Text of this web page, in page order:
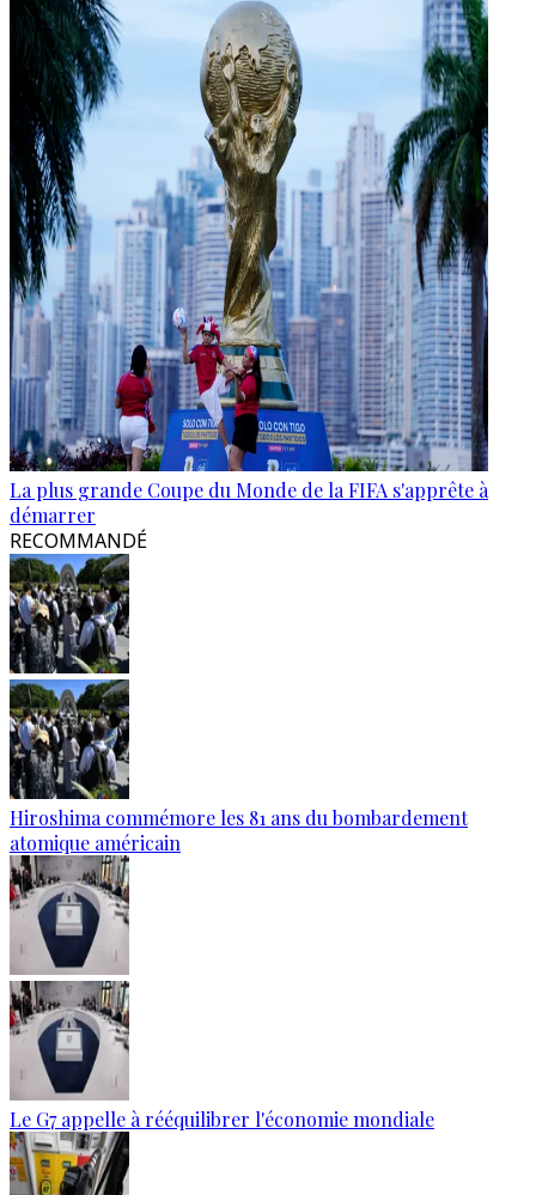
La plus grande Coupe du Monde de la FIFA s'apprête à
démarrer
RECOMMANDÉ
Hiroshima commémore les 81 ans du bombardement
atomique américain
Le G7 appelle à rééquilibrer l'économie mondiale